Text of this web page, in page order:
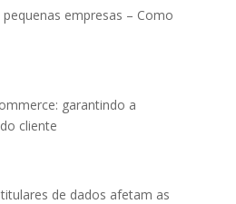
empresas – Como
garantindo a
cliente
de dados afetam as